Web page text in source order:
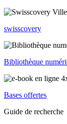
swisscovery
Bibliothèque
Bases offertes
Guide de recherche